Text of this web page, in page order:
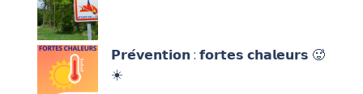
𝗣𝗿𝗲́𝘃𝗲𝗻𝘁𝗶𝗼𝗻 : 𝗳𝗼𝗿𝘁𝗲𝘀 𝗰𝗵𝗮𝗹𝗲𝘂𝗿𝘀 🥵
☀️